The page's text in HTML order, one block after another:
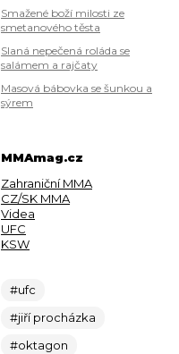
Smažené boží milosti ze
smetanového těsta
Slaná nepečená roláda se
salámem a rajčaty
Masová bábovka se šunkou a
sýrem
MMAmag.cz
Zahraniční MMA
CZ/SK MMA
Videa
UFC
KSW
#ufc
#jiří procházka
#oktagon